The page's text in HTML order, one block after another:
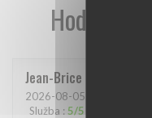
Jean-Brice
2026-08-05
Služba : 5/5